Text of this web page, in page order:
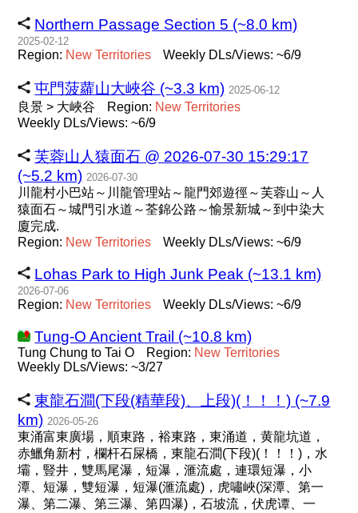
Northern Passage Section 5 (~8.0 km)
2025-02-12
Region: New Territories Weekly DLs/Views: ~6/9
屯門菠蘿山大峽谷 (~3.3 km) 2025-06-12
良景 > 大峽谷 Region: New Territories
Weekly DLs/Views: ~6/9
芙蓉山人猿面石 @ 2026-07-30 15:29:17
(~5.2 km) 2026-07-30
川龍村小巴站～川龍管理站～龍門郊遊徑～芙蓉山～人
猿面石～城門引水道～荃錦公路～愉景新城～到中染大
廈完成.
Region: New Territories Weekly DLs/Views: ~6/9
Lohas Park to High Junk Peak (~13.1 km)
2026-07-06
Region: New Territories Weekly DLs/Views: ~6/9
Tung-O Ancient Trail (~10.8 km)
Tung Chung to Tai O Region: New Territories
Weekly DLs/Views: ~3/27
東龍石澗(下段(精華段)、上段)(！！！) (~7.9
km) 2026-05-26
東涌富東廣場，順東路，裕東路，東涌道，黄龍坑道，
赤鱲角新村，欄杆石屎橋，東龍石澗(下段)(！！！)，水
壩，豎井，雙馬尾瀑，短瀑，滙流處，連環短瀑，小
潭、短瀑，雙短瀑，短瀑(滙流處)，虎嘯峽(深潭、第一
瀑、第二瀑、第三瀑、第四瀑)，石坡流，伏虎谭、一